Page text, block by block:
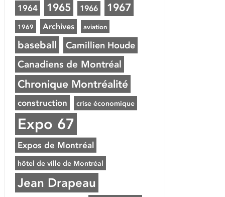
1964 1965 1966 1967
1969 Archives aviation
baseball Camillien Houde
Canadiens de Montréal
Chronique Montréalité
construction crise économique
Expo 67
Expos de Montréal
hôtel de ville de Montréal
Jean Drapeau